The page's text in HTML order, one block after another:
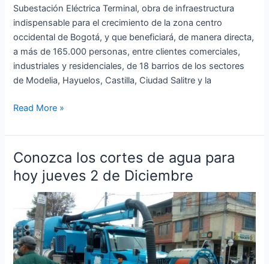
Subestación Eléctrica Terminal, obra de infraestructura
indispensable para el crecimiento de la zona centro
occidental de Bogotá, y que beneficiará, de manera directa,
a más de 165.000 personas, entre clientes comerciales,
industriales y residenciales, de 18 barrios de los sectores
de Modelia, Hayuelos, Castilla, Ciudad Salitre y la
Read More »
Conozca los cortes de agua para
hoy jueves 2 de Diciembre
Conozca
los
cortes
agua
para
hoy
jueves